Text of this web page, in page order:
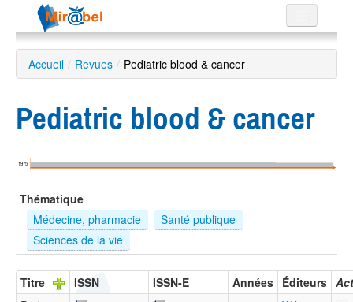
Le réseau
Soutien
Listes
Recherche
avancée
EN
ES
?
Accueil / Revues / Pediatric blood & cancer
Pediatric blood & cancer
1975
Thématique
Médecine, pharmacie
Santé publique
Sciences de la vie
Titre ISSN ISSN-E Années Éditeurs